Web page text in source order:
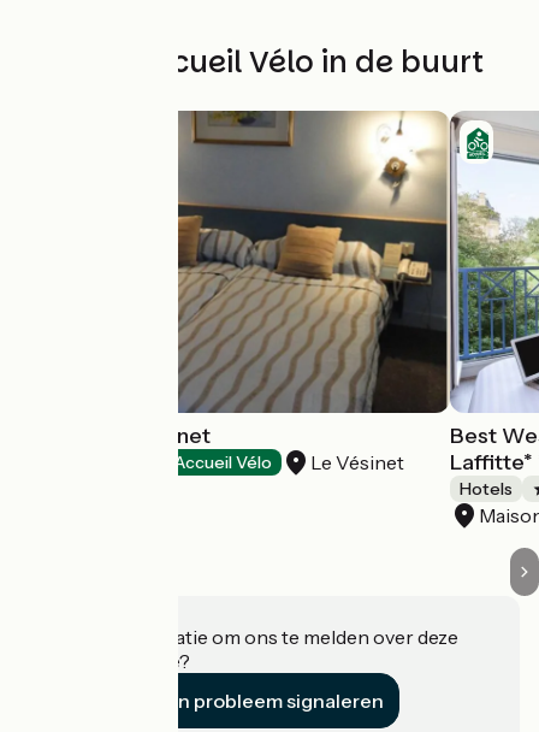
Andere Accueil Vélo in de buurt
Hôtel Paris Vésinet
Accueil Vélo Le Vésinet
Best
Laffitte*
Hotels
Heeft u informatie om ons te melden over deze
accommodatie?
Een probleem signaleren